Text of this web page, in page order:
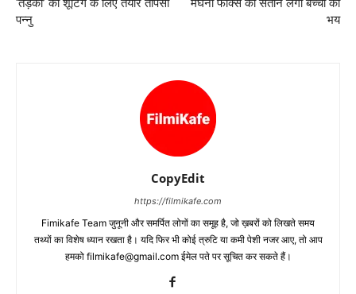
‘तड़का’ की शूटिंग के लिए तैयार तापसी
पन्‍नु
मेघना फॉक्‍स को सताने लगा बच्‍चों का
भय
CopyEdit
https://filmikafe.com
Fimikafe Team जुनूनी और समर्पित लोगों का समूह है, जो ख़बरों को लिखते समय
तथ्‍यों का विशेष ध्‍यान रखता है। यदि फिर भी कोई त्रुटि या कमी पेशी नजर आए, तो आप
हमको filmikafe@gmail.com ईमेल पते पर सूचित कर सकते हैं।